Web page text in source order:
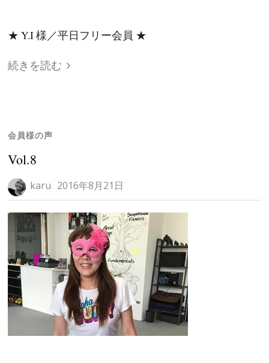
★ Y.I 様／平日フリー会員 ★
続きを読む
会員様の声
Vol.8
karu 2016年8月21日